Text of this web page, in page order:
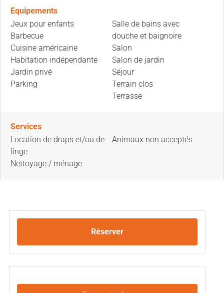
Equipements
Jeux pour enfants
Barbecue
Cuisine américaine
Habitation indépendante
Jardin privé
Parking
Salle de bains avec
douche et baignoire
Salon
Salon de jardin
Séjour
Terrain clos
Terrasse
Services
Location de draps et/ou de
linge
Nettoyage / ménage
Animaux non acceptés
Réserver